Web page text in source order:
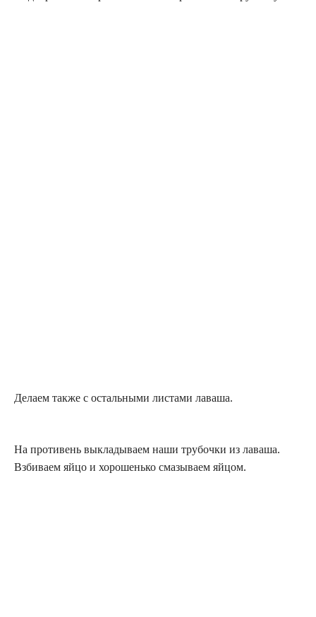
Делаем также с остальными листами лаваша.
На противень выкладываем наши трубочки из лаваша.
Взбиваем яйцо и хорошенько смазываем яйцом.